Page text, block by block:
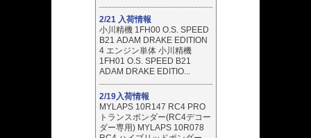
2/21 入荷情報
小川精機 1FH00 O.S. SPEED
B21 ADAM DRAKE EDITION
4 エンジン単体 小川精機
1FH01 O.S. SPEED B21
ADAM DRAKE EDITIO...
2/19入荷情報
MYLAPS 10R147 RC4 PRO
トランスポンダー(RC4デコー
ダー専用) MYLAPS 10R078